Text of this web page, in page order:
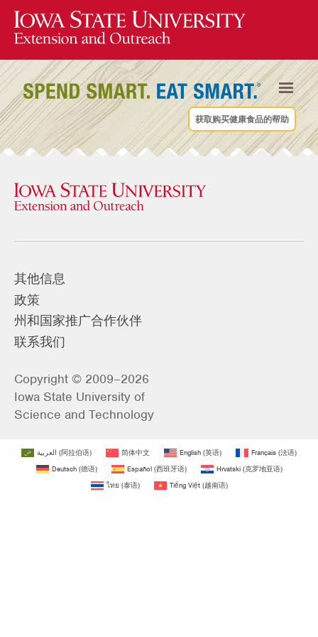
获取购买健康食品的帮助
其他信息
政策
州和国家推广合作伙伴
联系我们
Copyright © 2009–2026
Iowa State University of
Science and Technology
العربية (阿拉伯语) 简体中文 English (英语) Français (法语)
Deutsch(德语) Español(西班牙语) Hrvatski(克罗地亚语)
ไทย (泰语) Tiếng Việt(越南语)